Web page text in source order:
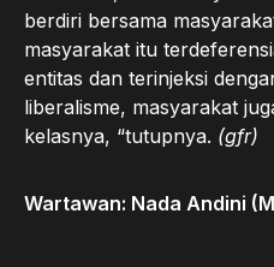
berdiri bersama
masyarakat itu
entitas dan terinjeksi
liberalisme, masyarakat
kelasnya, “tutupnya. (gfr)
Wartawan: Nada Andini